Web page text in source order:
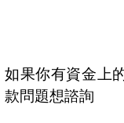
如果你有資金上
款問題想諮詢